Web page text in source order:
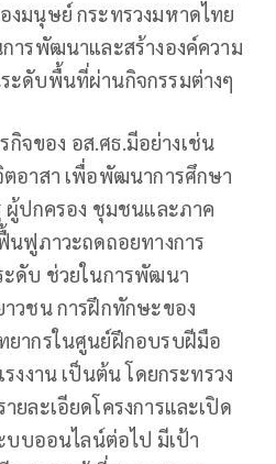
งมนุษย์ กระทรวงมหาดไทย
ารพัฒนาและสร้างองค์ความ
ะดับพื้นที่ผ่านกิจกรรมต่างๆ
กิจของ อส.ศธ.มีอย่างเช่น
ตอาสา เพื่อพัฒนาการศึกษา
ผู้ปกครอง ชุมชนและภาค
นฟูภาวะถดถอยทางการ
ะดับ ช่วยในการพัฒนา
าวชน การฝึกทักษะของ
ยากรในศูนย์ฝึกอบรบฝีมือ
งงาน เป็นต้น โดยกระทรวง
ยละเอียดโครงการและเปิด
บบออนไลน์ต่อไป มีเป้า